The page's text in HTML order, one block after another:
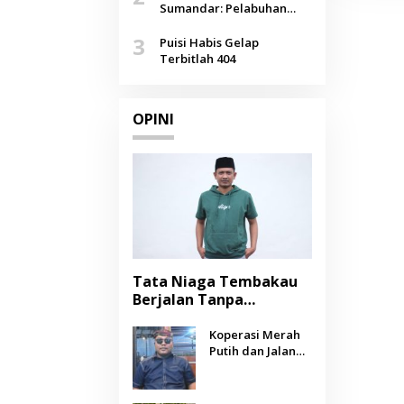
Agustus
Sumandar: Pelabuhan
Selendang Benang Merah
Lombang
3
Puisi Habis Gelap
Terbitlah 404
OPINI
Tata Niaga Tembakau
Berjalan Tanpa
Negara Berpihak
kepada Petani?
Koperasi Merah
Putih dan Jalan